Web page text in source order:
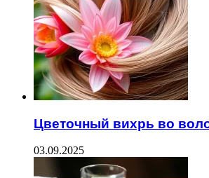
Цветочный вихрь во
03.09.2025